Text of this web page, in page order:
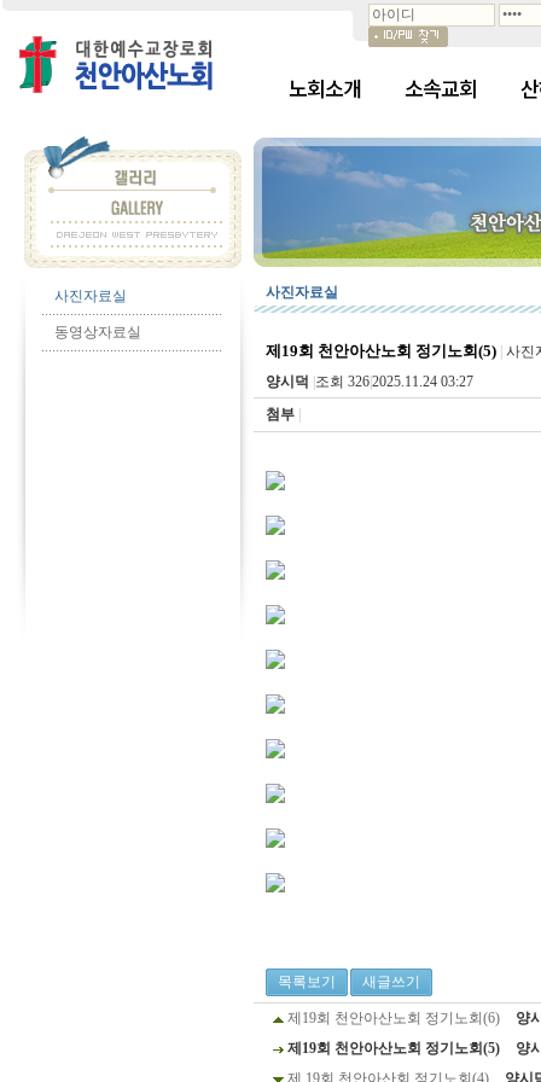
노회소개 소속교회
사진자료실
동영상자료실
사진자료실
제19회 천안아산노회 정기노회(5) 사진
양시덕 조회 3262025.11.24 03:27
첨부
목록보기 새글쓰기
제19회 천안아산노회 정기노회(6)
양
제19회 천안아산노회 정기노회(5)
양
제 19회 천안아산회 정기노회(4)
양시